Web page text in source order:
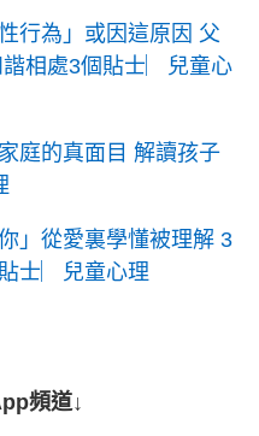
行為」或因這原因 父
相處3個貼士︳兒童心
庭的真面目 解讀孩子
」從愛裏學懂被理解 3
士︳兒童心理
頻道↓